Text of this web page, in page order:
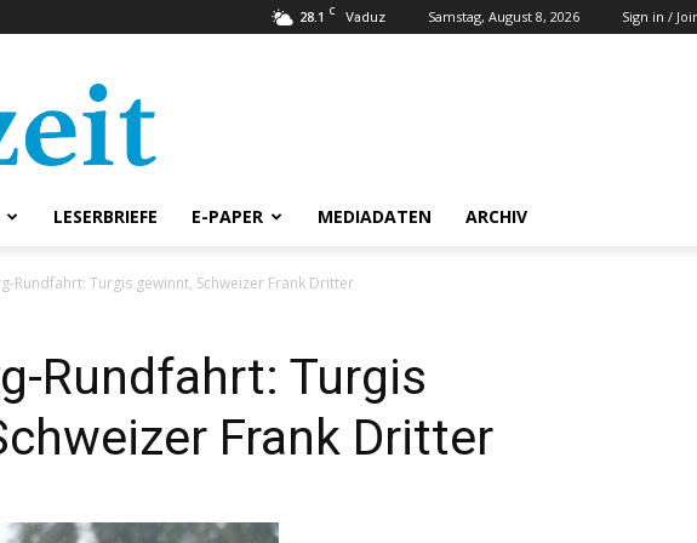
28.1 C Vaduz Samstag, August 8, 2026 Sign in /
LESERBRIEFE E-PAPER MEDIADATEN ARCHIV
Rundfahrt: Turgis gewinnt, Schweizer Frank Dritter
Rundfahrt: Turgis
Frank Dritter